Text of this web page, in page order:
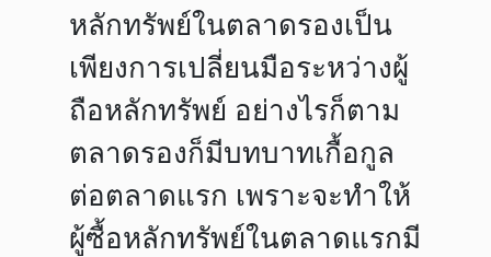
หลักทรัพย์ในตลาดรองเป็น
เพียงการเปลี่ยนมือระหว่างผู้
ถือหลักทรัพย์ อย่างไรก็ตาม
ตลาดรองก็มีบทบาทเกื้อกูล
ต่อตลาดแรก เพราะจะทำให้
ผู้ซื้อหลักทรัพย์ในตลาดแรกมี